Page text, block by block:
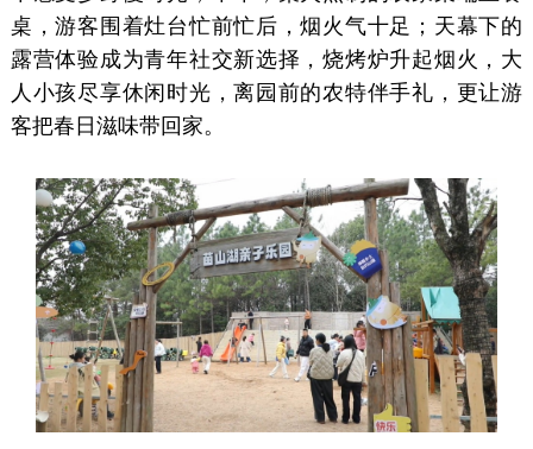
桌，游客围着灶台忙前忙后，烟火气十足；天幕下的
露营体验成为青年社交新选择，烧烤炉升起烟火，大
人小孩尽享休闲时光，离园前的农特伴手礼，更让游
客把春日滋味带回家。